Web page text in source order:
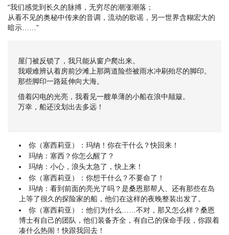
“我们感觉到长久的脉搏，无穷尽的潮涨潮落；
从看不见的奥秘中传来的音调，流动的歌谣，另一世界含糊宏大的
暗示……”
屋门被反锁了，我只能从窗户爬出来。
我艰难辨认着房前沙滩上那两道险些被雨水冲刷殆尽的脚印。
那些脚印一路延伸向大海。
借着闪电的光亮，我看见一艘单薄的小船在浪中颠簸。
万幸，船还没划出去多远！
你（塞西莉亚）：玛纳！你在干什么？快回来！
玛纳：塞西？你怎么醒了？
玛纳：小心，浪头太急了，快上来！
你（塞西莉亚）：你想干什么？不要命了！
玛纳：看到前面的亮光了吗？是桑恩那帮人、还有那些在岛
上等了很久的探险家的船，他们在这样的夜晚整装出发了。
你（塞西莉亚）：他们为什么……不对，那又怎么样？桑恩
博士有自己的团队，他们装备齐全，有自己的保命手段，你跟着
凑什么热闹！快跟我回去！